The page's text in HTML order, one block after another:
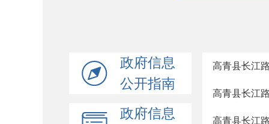
政府信息
公开指南
政府信息
高青县长江
高青县长江
高青县长江